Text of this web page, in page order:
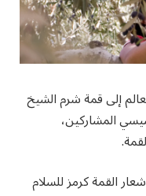
إلى قمة شرم الشيخ
المشاركين،
القمة كرمز للسلام